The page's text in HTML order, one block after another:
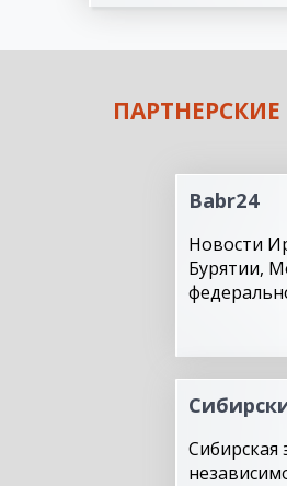
Babr24
Новости
Бурятии,
Сибирская